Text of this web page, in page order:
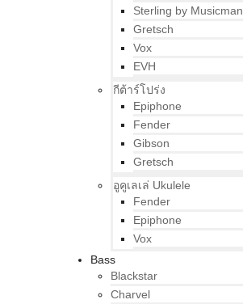
Sterling by Musicman
Gretsch
Vox
EVH
กีต้าร์โปร่ง
Epiphone
Fender
Gibson
Gretsch
อูคูเลเล่ Ukulele
Fender
Epiphone
Vox
Bass
Blackstar
Charvel